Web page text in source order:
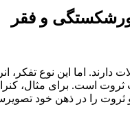
و فقر
اما این نوع تفکر،
است. برای مثال،
را در ذهن خود